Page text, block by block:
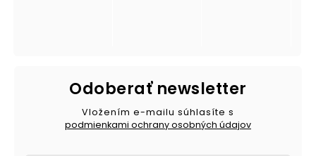
Odoberať newsletter
Vložením e-mailu súhlasíte s
podmienkami ochrany osobných údajov